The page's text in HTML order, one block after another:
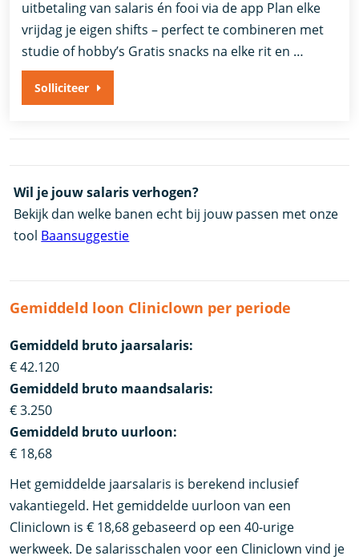
uitbetaling van salaris én fooi via de app Plan elke
vrijdag je eigen shifts – perfect te combineren met
studie of hobby’s Gratis snacks na elke rit en …
Solliciteer
Wil je jouw salaris verhogen?
Bekijk dan welke banen echt bij jouw passen met onze
tool Baansuggestie
Gemiddeld loon Cliniclown per periode
Gemiddeld bruto jaarsalaris:
€ 42.120
Gemiddeld bruto maandsalaris:
€ 3.250
Gemiddeld bruto uurloon:
€ 18,68
Het gemiddelde jaarsalaris is berekend inclusief
vakantiegeld. Het gemiddelde uurloon van een
Cliniclown is € 18,68 gebaseerd op een 40-urige
werkweek. De salarisschalen voor een Cliniclown vind je